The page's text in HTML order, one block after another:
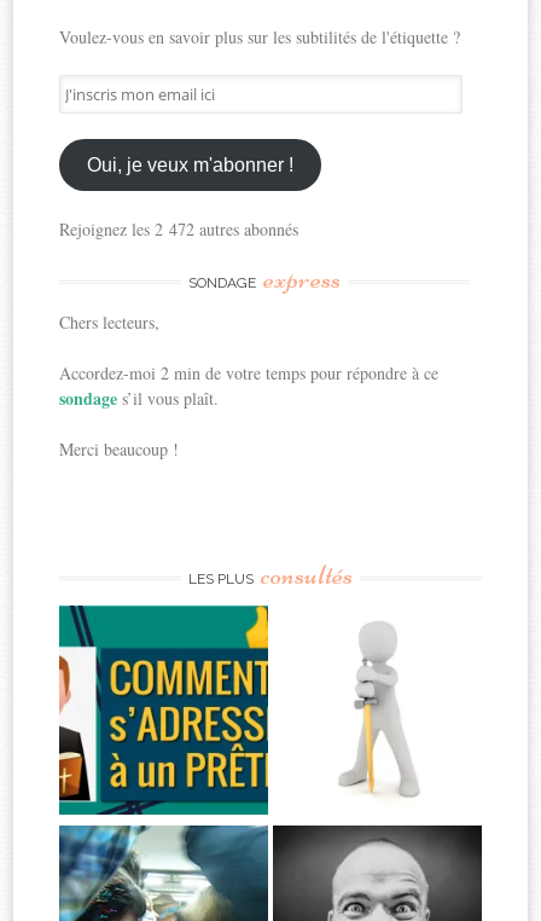
Voulez-vous en savoir plus sur les subtilités de l'étiquette ?
J'inscris
mon
email
ici
Oui, je veux m'abonner !
Rejoignez les 2 472 autres abonnés
SONDAGE express
Chers lecteurs,
Accordez-moi 2 min de votre temps pour répondre à ce
sondages’il vous plaît.
Merci beaucoup !
LES PLUS consultés